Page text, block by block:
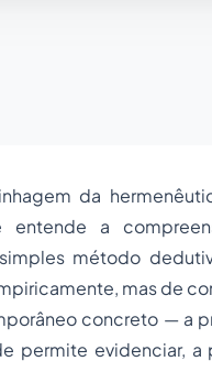
da
entende a
método
mas de
concreto — a
permite evidenciar, a